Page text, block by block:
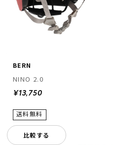
BERN
NINO 2.0
¥13,750
比較する